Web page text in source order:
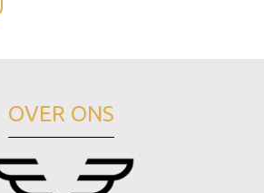
OVER ONS